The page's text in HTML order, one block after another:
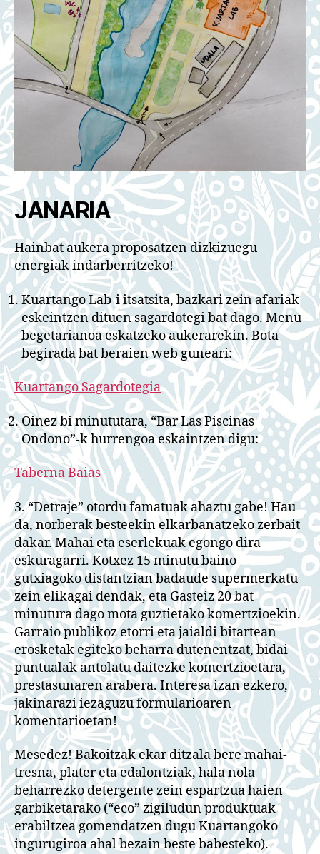
JANARIA
Hainbat aukera proposatzen dizkizuegu
energiak indarberritzeko!
Kuartango Lab-i itsatsita, bazkari zein afariak
eskeintzen dituen sagardotegi bat dago. Menu
begetarianoa eskatzeko aukerarekin. Bota
begirada bat beraien web guneari:
Kuartango Sagardotegia
Oinez bi minututara, “Bar Las Piscinas
Ondono”-k hurrengoa eskaintzen digu:
Taberna Baias
3. “Detraje” otordu famatuak ahaztu gabe! Hau
da, norberak besteekin elkarbanatzeko zerbait
dakar. Mahai eta eserlekuak egongo dira
eskuragarri. Kotxez 15 minutu baino
gutxiagoko distantzian badaude supermerkatu
zein elikagai dendak, eta Gasteiz 20 bat
minutura dago mota guztietako komertzioekin.
Garraio publikoz etorri eta jaialdi bitartean
erosketak egiteko beharra dutenentzat, bidai
puntualak antolatu daitezke komertzioetara,
prestasunaren arabera. Interesa izan ezkero,
jakinarazi iezaguzu formularioaren
komentarioetan!
Mesedez! Bakoitzak ekar ditzala bere mahai-
tresna, plater eta edalontziak, hala nola
beharrezko detergente zein espartzua haien
garbiketarako (“eco” zigiludun produktuak
erabiltzea gomendatzen dugu Kuartangoko
ingurugiroa ahal bezain beste babesteko).